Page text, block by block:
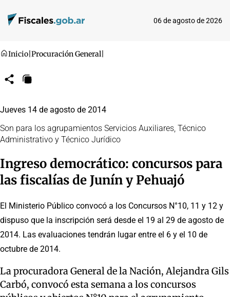
06 de agosto de 2026
Inicio Procuración General
CompartirCopiar
Jueves 14 de agosto de 2014
Son para los agrupamientos Servicios Auxiliares, Técnico
Administrativo y Técnico Jurídico
Ingreso democrático: concursos para
las fiscalías de Junín y Pehuajó
El Ministerio Público convocó a los Concursos N°10, 11 y 12 y
dispuso que la inscripción será desde el 19 al 29 de agosto de
2014. Las evaluaciones tendrán lugar entre el 6 y el 10 de
octubre de 2014.
La procuradora General de la Nación, Alejandra Gils
Carbó, convocó esta semana a los concursos